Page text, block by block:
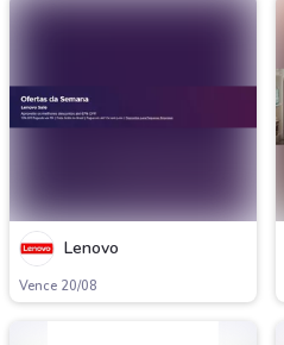
Lenovo
Vence 20/08